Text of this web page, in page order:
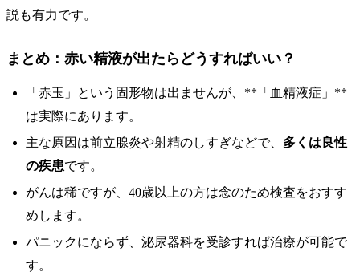
説も有力です。
まとめ：赤い精液が出たらどうすればいい？
「赤玉」という固形物は出ませんが、**「血精液症」**
は実際にあります。
主な原因は前立腺炎や射精のしすぎなどで、 多くは良性
の疾患です。
がんは稀ですが、40歳以上の方は念のため検査をおすす
めします。
パニックにならず、泌尿器科を受診すれば治療が可能で
す。